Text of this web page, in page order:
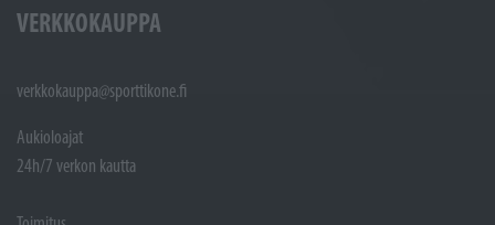
VERKKOKAUPPA
verkkokauppa@sporttikone.fi
Aukioloajat
24h/7 verkon kautta